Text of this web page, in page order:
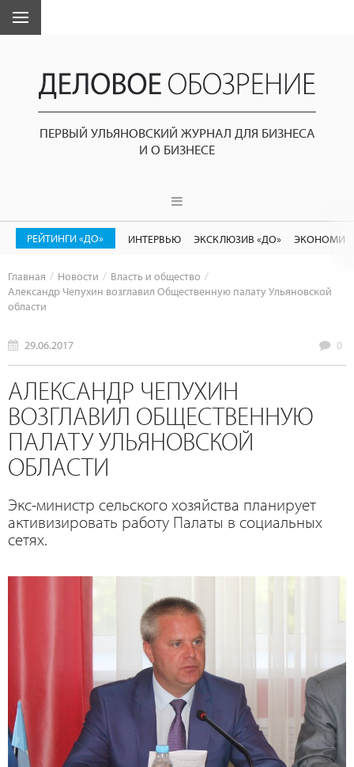
ПЕРВЫЙ УЛЬЯНОВСКИЙ ЖУРНАЛ ДЛЯ БИЗНЕСА
И О БИЗНЕСЕ
РЕЙТИНГИ «ДО» ИНТЕРВЬЮ ЭКСКЛЮЗИВ «ДО»
Главная Новости
Власть и общество
Александр Чепухин возглавил Общественную палату Ульяновской
области
29.06.2017 0
АЛЕКСАНДР ЧЕПУХИН
ВОЗГЛАВИЛ ОБЩЕСТВЕННУЮ
ПАЛАТУ УЛЬЯНОВСКОЙ
ОБЛАСТИ
Экс-министр сельского хозяйства планирует
активизировать работу Палаты в социальных
сетях.